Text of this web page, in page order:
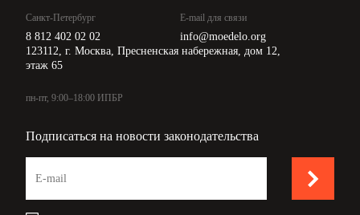
Санкт-Петербург
8 812 402 02 02
E-mail для связи
info@moedelo.org
123112, г. Москва, Пресненская набережная, дом 12,
этаж 65
пн-пт, 9:00–18:00 ИПБР
Подписаться на новости законодательства